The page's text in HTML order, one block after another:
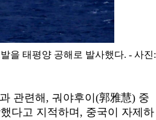
을 태평양 공해로 발사했다. - 사진:
관련해, 궈야후이(郭雅慧) 중
다고 지적하며, 중국이 자제하